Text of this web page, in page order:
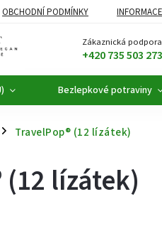
OBCHODNÍ PODMÍNKY
Zákaznická
+420 735 503 273
Bezlepkové potraviny
/ TravelPop® (12 lízátek)
(12 lízátek)